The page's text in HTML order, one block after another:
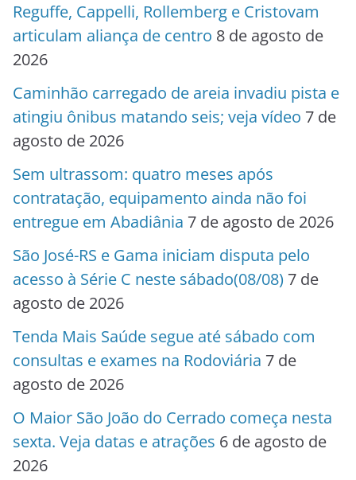
Reguffe, Cappelli, Rollemberg e Cristovam
articulam aliança de centro 8 de agosto de
2026
Caminhão carregado de areia invadiu pista e
atingiu ônibus matando seis; veja vídeo 7 de
agosto de 2026
Sem ultrassom: quatro meses após
contratação, equipamento ainda não foi
entregue em Abadiânia 7 de agosto de 2026
São José-RS e Gama iniciam disputa pelo
acesso à Série C neste sábado(08/08) 7 de
agosto de 2026
Tenda Mais Saúde segue até sábado com
consultas e exames na Rodoviária 7 de
agosto de 2026
O Maior São João do Cerrado começa nesta
sexta. Veja datas e atrações 6 de agosto de
2026